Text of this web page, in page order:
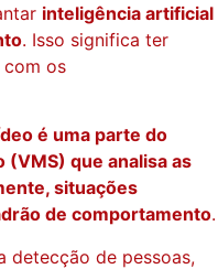
inteligência artificial
. Isso significa ter
com os
é uma parte do
que analisa as
situações
de comportamento.
detecção de pessoas,